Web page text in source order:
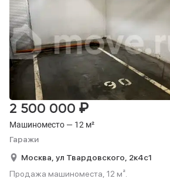
Машиноместо — 12 м²
Гаражи
2 500 000 ₽
Москва, ул Твардовского, 2к4с1
Продажа машиноместа, 12 м².